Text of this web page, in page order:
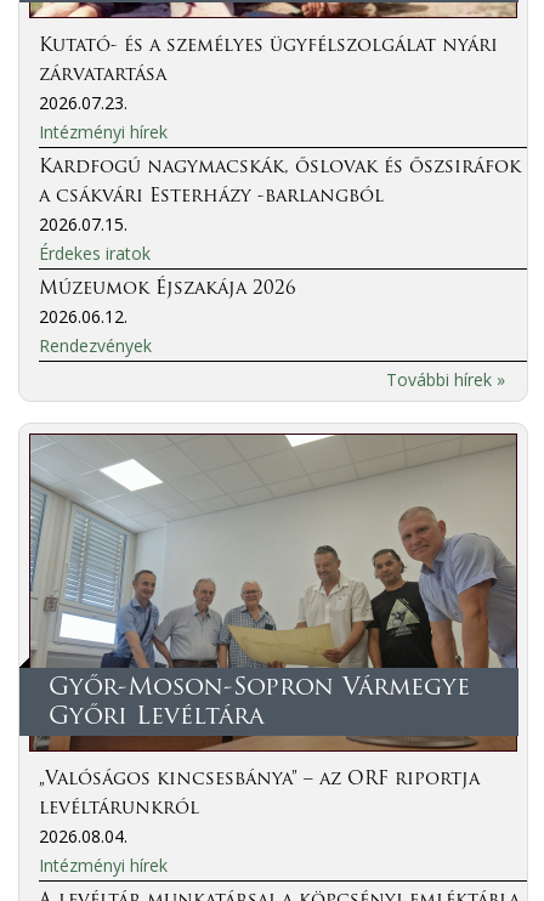
Kutató- és a személyes ügyfélszolgálat nyári
zárvatartása
2026.07.23.
Intézményi hírek
Kardfogú nagymacskák, őslovak és őszsiráfok
a csákvári Esterházy -barlangból
2026.07.15.
Érdekes iratok
Múzeumok Éjszakája 2026
2026.06.12.
Rendezvények
További hírek »
Győr-Moson-Sopron Vármegye
Győri Levéltára
„Valóságos kincsesbánya” – az ORF riportja
levéltárunkról
2026.08.04.
Intézményi hírek